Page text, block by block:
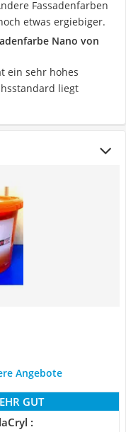
Fassadenfarben
etwas ergiebiger.
Nano von
ein sehr hohes
liegt
Angebote
GUT
: